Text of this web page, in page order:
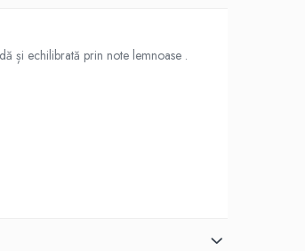
și echilibrată prin note lemnoase .